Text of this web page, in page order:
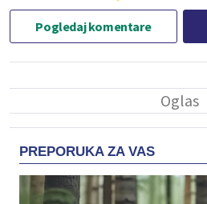
Pogledaj komentare
PREPORUKA ZA VAS